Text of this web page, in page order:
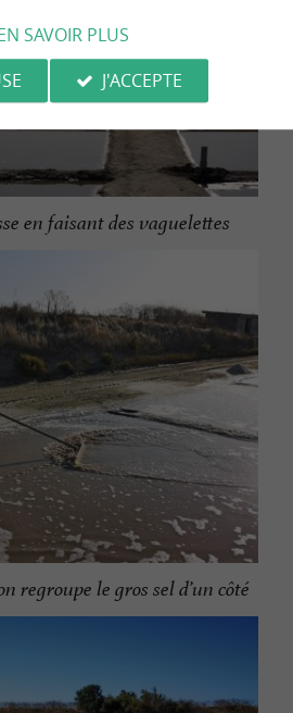
en faisant des vaguelettes
regroupe le gros sel d’un côté
SAVOIR PLUS
J'ACCEPTE